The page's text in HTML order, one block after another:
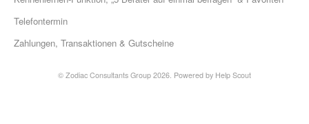
Telefontermin
Zahlungen, Transaktionen & Gutscheine
© Zodiac Consultants Group 2026. Powered by Help Scout